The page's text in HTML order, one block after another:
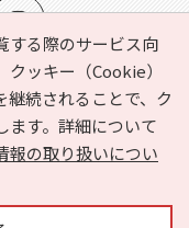
する際のサービス向
ッキー（Cookie）
続されることで、ク
ます。詳細について
報の取り扱いについ
入り
ヘルプ
運営会社
問い合わせ